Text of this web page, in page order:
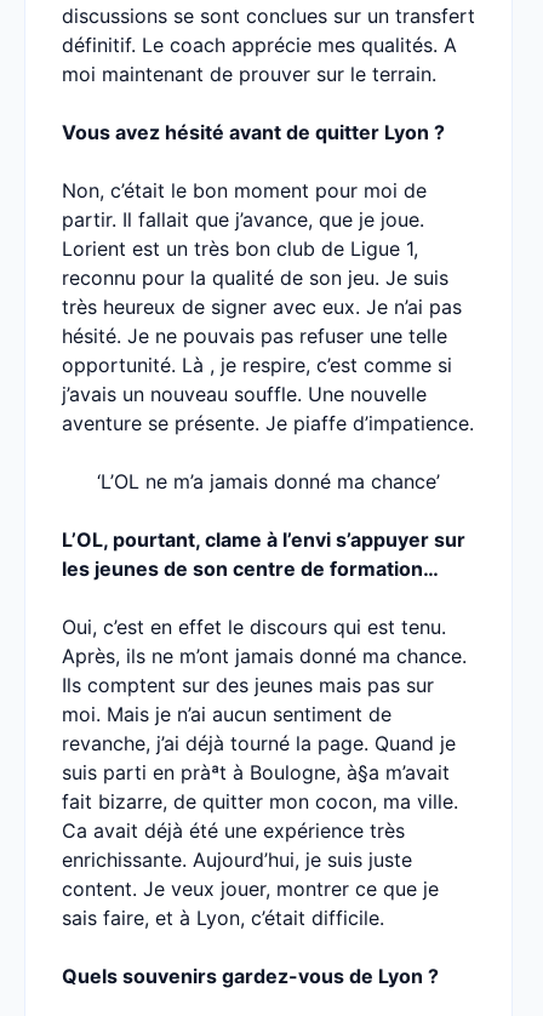
discussions se sont conclues sur un transfert
définitif. Le coach apprécie mes qualités. A
moi maintenant de prouver sur le terrain.
Vous avez hésité avant de quitter Lyon ?
Non, c’était le bon moment pour moi de
partir. Il fallait que j’avance, que je joue.
Lorient est un très bon club de Ligue 1,
reconnu pour la qualité de son jeu. Je suis
très heureux de signer avec eux. Je n’ai pas
hésité. Je ne pouvais pas refuser une telle
opportunité. Là , je respire, c’est comme si
j’avais un nouveau souffle. Une nouvelle
aventure se présente. Je piaffe d’impatience.
‘L’OL ne m’a jamais donné ma chance’
L’OL, pourtant, clame à l’envi s’appuyer sur
les jeunes de son centre de formation…
Oui, c’est en effet le discours qui est tenu.
Après, ils ne m’ont jamais donné ma chance.
Ils comptent sur des jeunes mais pas sur
moi. Mais je n’ai aucun sentiment de
revanche, j’ai déjà tourné la page. Quand je
suis parti en pràªt à Boulogne, à§a m’avait
fait bizarre, de quitter mon cocon, ma ville.
Ca avait déjà été une expérience très
enrichissante. Aujourd’hui, je suis juste
content. Je veux jouer, montrer ce que je
sais faire, et à Lyon, c’était difficile.
Quels souvenirs gardez-vous de Lyon ?